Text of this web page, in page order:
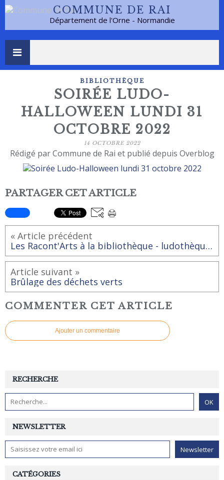
COMMUNE DE RAI
Département de l'Orne - Normandie
BIBLIOTHÈQUE
SOIRÉE LUDO-
HALLOWEEN LUNDI 31
OCTOBRE 2022
14 OCTOBRE 2022
Rédigé par Commune de Rai et publié depuis Overblog
PARTAGER CET ARTICLE
« Article précédent
Les Racont'Arts à la bibliothèque - ludothèque de Rai
Article suivant »
Brûlage des déchets verts
COMMENTER CET ARTICLE
Ajouter un commentaire
NEWSLETTER
RECHERCHE
CATÉGORIES